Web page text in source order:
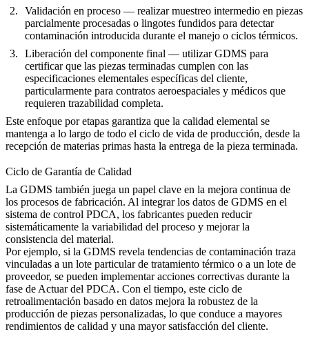
Validación en proceso — realizar muestreo intermedio en piezas
parcialmente procesadas o lingotes fundidos para detectar
contaminación introducida durante el manejo o ciclos térmicos.
Liberación del componente final — utilizar GDMS para
certificar que las piezas terminadas cumplen con las
especificaciones elementales específicas del cliente,
particularmente para contratos aeroespaciales y médicos que
requieren trazabilidad completa.
Este enfoque por etapas garantiza que la calidad elemental se
mantenga a lo largo de todo el ciclo de vida de producción, desde la
recepción de materias primas hasta la entrega de la pieza terminada.
Ciclo de Garantía de Calidad
La GDMS también juega un papel clave en la mejora continua de
los procesos de fabricación. Al integrar los datos de GDMS en el
sistema de control PDCA, los fabricantes pueden reducir
sistemáticamente la variabilidad del proceso y mejorar la
consistencia del material.
Por ejemplo, si la GDMS revela tendencias de contaminación traza
vinculadas a un lote particular de tratamiento térmico o a un lote de
proveedor, se pueden implementar acciones correctivas durante la
fase de Actuar del PDCA. Con el tiempo, este ciclo de
retroalimentación basado en datos mejora la robustez de la
producción de piezas personalizadas, lo que conduce a mayores
rendimientos de calidad y una mayor satisfacción del cliente.